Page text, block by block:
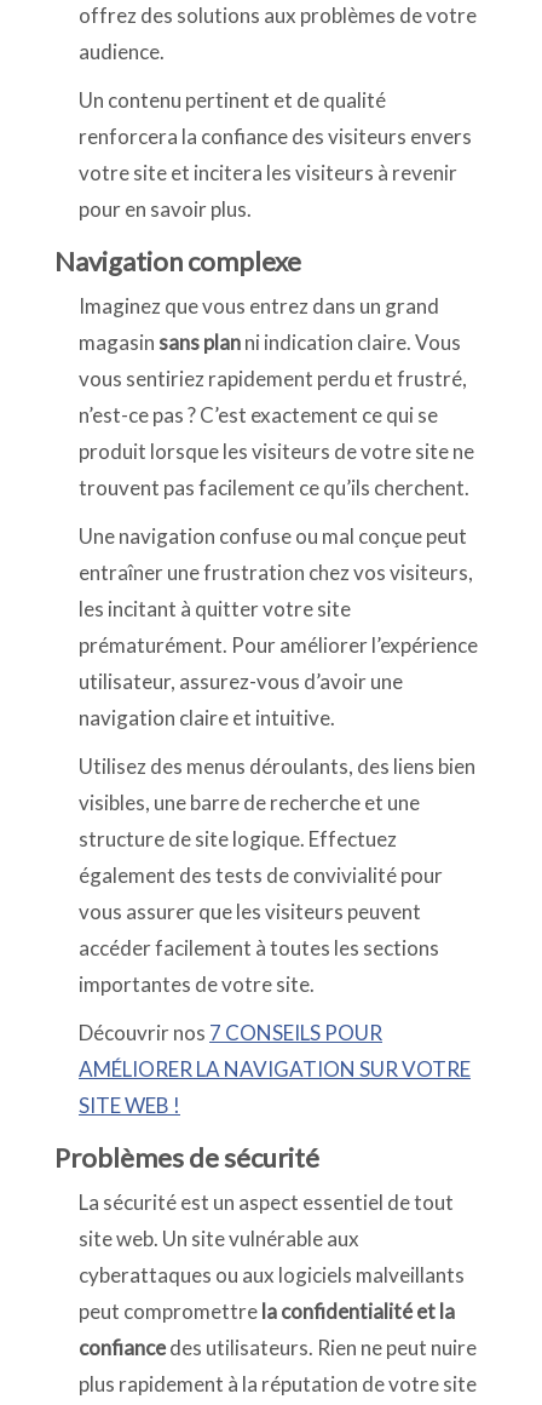
offrez des solutions aux problèmes de votre
audience.
Un contenu pertinent et de qualité
renforcera la confiance des visiteurs envers
votre site et incitera les visiteurs à revenir
pour en savoir plus.
Navigation complexe
Imaginez que vous entrez dans un grand
magasin sans planni indication claire. Vous
vous sentiriez rapidement perdu et frustré,
n’est-ce pas ? C’est exactement ce qui se
produit lorsque les visiteurs de votre site ne
trouvent pas facilement ce qu’ils cherchent.
Une navigation confuse ou mal conçue peut
entraîner une frustration chez vos visiteurs,
les incitant à quitter votre site
prématurément. Pour améliorer l’expérience
utilisateur, assurez-vous d’avoir une
navigation claire et intuitive.
Utilisez des menus déroulants, des liens bien
visibles, une barre de recherche et une
structure de site logique. Effectuez
également des tests de convivialité pour
vous assurer que les visiteurs peuvent
accéder facilement à toutes les sections
importantes de votre site.
Découvrir nos 7 CONSEILS POUR
AMÉLIORER LA NAVIGATION SUR VOTRE
SITE WEB !
Problèmes de sécurité
La sécurité est un aspect essentiel de tout
site web. Un site vulnérable aux
cyberattaques ou aux logiciels malveillants
peut compromettrela confidentialité et la
confiancedes utilisateurs. Rien ne peut nuire
plus rapidement à la réputation de votre site